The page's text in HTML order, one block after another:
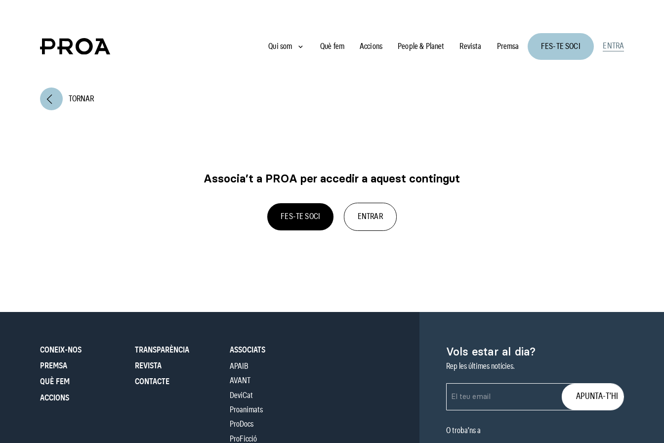
Qui som Què fem Accions People & Planet Revista Premsa FES-TE SOCI ENTRA
arrow_back_ios TORNAR
Associa’t a PROA per accedir a aquest contingut
FES-TE SOCI ENTRAR
CONEIX-NOS
PREMSA
QUÈ FEM
ACCIONS
TRANSPARÈNCIA
REVISTA
CONTACTE
ASSOCIATS
APAIB
AVANT
DeviCat
Proanimats
ProDocs
ProFicció
Vols estar al dia?
Rep les últimes notícies.
O troba’ns a